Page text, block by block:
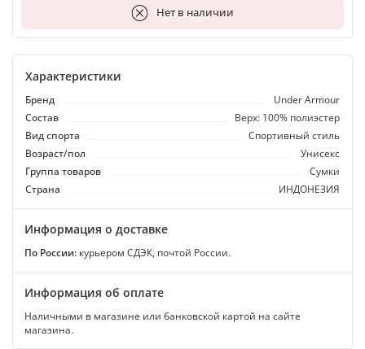
Нет в наличии
В корзину
Характеристики
Бренд
Under Armour
Состав
Верх: 100% полиэстер
Вид спорта
Спортивный стиль
Возраст/пол
Унисекс
Группа товаров
Сумки
Страна
ИНДОНЕЗИЯ
Информация о доставке
По России: курьером СДЭК, почтой России.
Информация об оплате
Наличными в магазине или банковской картой на сайте
магазина.